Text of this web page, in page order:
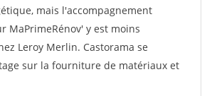
mais l'accompagnement
MaPrimeRénov' y est moins
Leroy Merlin. Castorama se
sur la fourniture de matériaux et